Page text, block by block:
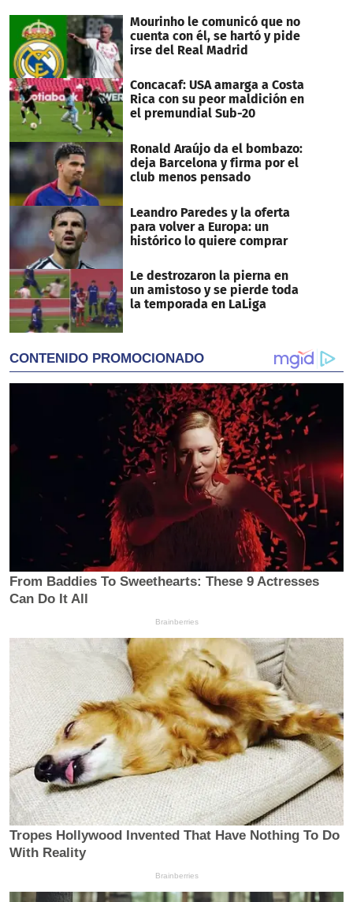
Mourinho le comunicó que no
cuenta con él, se hartó y pide
irse del Real Madrid
Concacaf: USA amarga a Costa
Rica con su peor maldición en
el premundial Sub-20
Ronald Araújo da el bombazo:
deja Barcelona y firma por el
club menos pensado
Leandro Paredes y la oferta
para volver a Europa: un
histórico lo quiere comprar
Le destrozaron la pierna en
un amistoso y se pierde toda
la temporada en LaLiga